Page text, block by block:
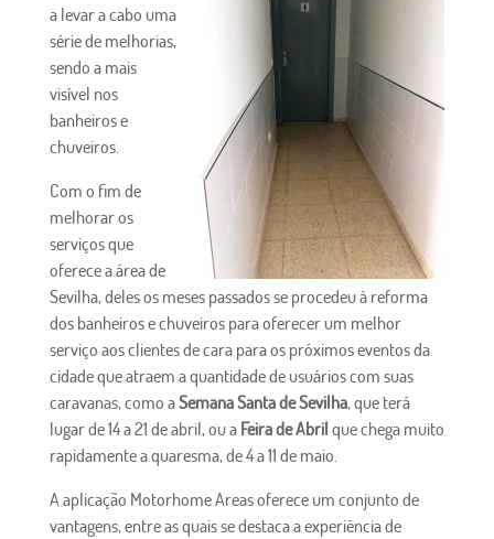
a levar a cabo uma
série de melhorias,
sendo a mais
visível nos
banheiros e
chuveiros.
Com o fim de
melhorar os
serviços que
oferece a área de
Sevilha, deles os meses passados se procedeu à reforma
dos banheiros e chuveiros para oferecer um melhor
serviço aos clientes de cara para os próximos eventos da
cidade que atraem a quantidade de usuários com suas
caravanas, como aSemana Santa de Sevilha, que terá
lugar de 14 a 21 de abril, ou a Feira de Abril que chega muito
rapidamente a quaresma, de 4 a 11 de maio.
A aplicação Motorhome Areas oferece um conjunto de
vantagens, entre as quais se destaca a experiência de